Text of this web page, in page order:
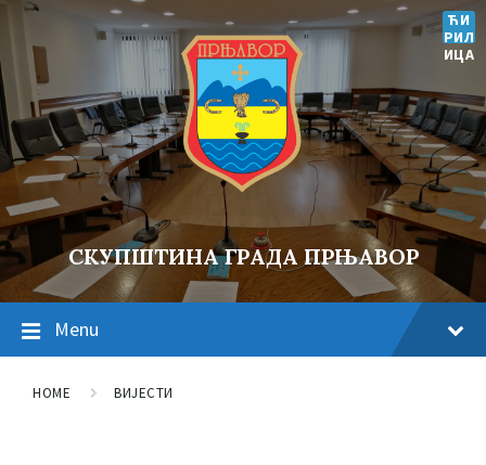
ЋИ
РИЛ
ИЦА
СКУПШТИНА ГРАДА ПРЊАВОР
Menu
HOME ВИЈЕСТИ